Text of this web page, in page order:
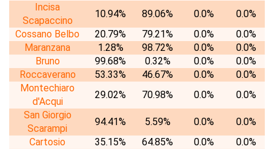
Incisa
Scapaccino
10.94% 89.06% 0.0%
0.0%
Cossano Belbo
20.79% 79.21% 0.0%
0.0%
Maranzana
1.28% 98.72% 0.0%
0.0%
Bruno
99.68% 0.32% 0.0%
0.0%
Roccaverano
53.33% 46.67% 0.0%
0.0%
Montechiaro
d'Acqui
29.02% 70.98% 0.0%
0.0%
San Giorgio
Scarampi
94.41% 5.59% 0.0%
0.0%
Cartosio
35.15% 64.85% 0.0%
0.0%